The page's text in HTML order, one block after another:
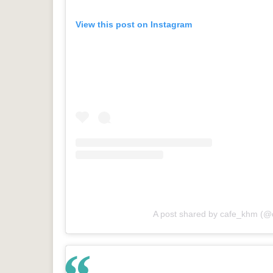
View this post on Instagram
A post shared by cafe_khm